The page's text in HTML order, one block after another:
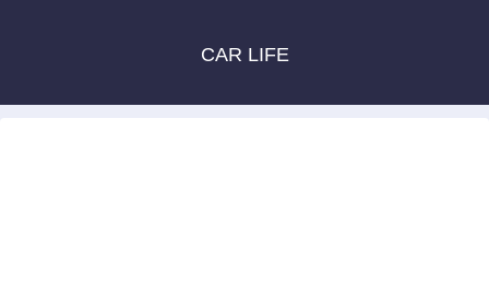
CAR LIFE